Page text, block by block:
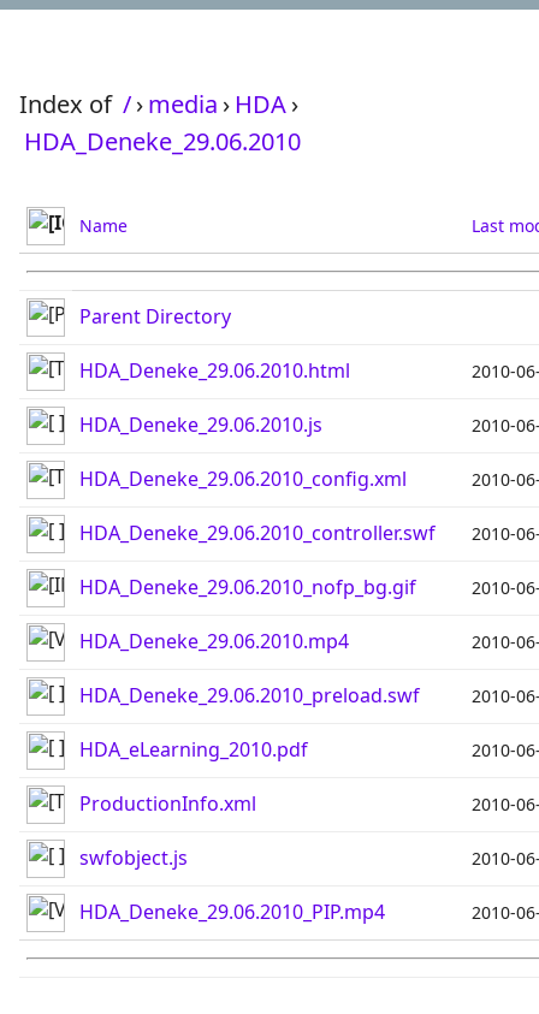
Index of /›media › HDA›
HDA_Deneke_29.06.2010
Name Last
Parent Directory
HDA_Deneke_29.06.2010.html 2010-
HDA_Deneke_29.06.2010.js 2010-
HDA_Deneke_29.06.2010_config.xml 2010-
HDA_Deneke_29.06.2010_controller.swf 2010-
HDA_Deneke_29.06.2010_nofp_bg.gif 2010-
HDA_Deneke_29.06.2010.mp4 2010-
HDA_Deneke_29.06.2010_preload.swf 2010-
HDA_eLearning_2010.pdf 2010-
ProductionInfo.xml 2010-
swfobject.js 2010-
HDA_Deneke_29.06.2010_PIP.mp4 2010-